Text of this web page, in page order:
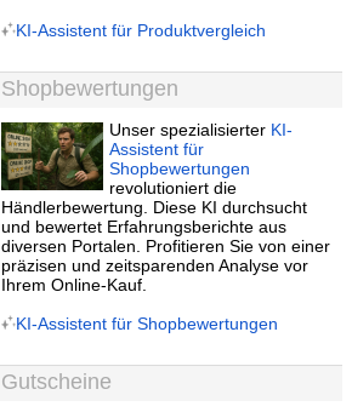
KI-Assistent für Produktvergleich
Shopbewertungen
Unser spezialisierter KI-
Assistent für
Shopbewertungen
revolutioniert die
Händlerbewertung. Diese KI durchsucht
und bewertet Erfahrungsberichte aus
diversen Portalen. Profitieren Sie von einer
präzisen und zeitsparenden Analyse vor
Ihrem Online-Kauf.
KI-Assistent für Shopbewertungen
Gutscheine